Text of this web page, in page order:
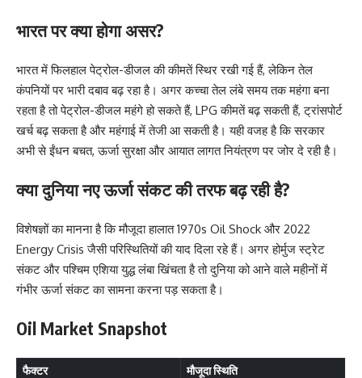
भारत पर क्या होगा असर?
भारत में फिलहाल पेट्रोल-डीजल की कीमतें स्थिर रखी गई हैं, लेकिन तेल
कंपनियों पर भारी दबाव बढ़ रहा है। अगर कच्चा तेल लंबे समय तक महंगा बना
रहता है तो पेट्रोल-डीजल महंगे हो सकते हैं, LPG कीमतें बढ़ सकती हैं, ट्रांसपोर्ट
खर्च बढ़ सकता है और महंगाई में तेजी आ सकती है। यही वजह है कि सरकार
अभी से ईंधन बचत, ऊर्जा सुरक्षा और आयात लागत नियंत्रण पर जोर दे रही है।
क्या दुनिया नए ऊर्जा संकट की तरफ बढ़ रही है?
विशेषज्ञों का मानना है कि मौजूदा हालात 1970s Oil Shock और 2022
Energy Crisis जैसी परिस्थितियों की याद दिला रहे हैं। अगर होर्मुज स्ट्रेट
संकट और पश्चिम एशिया युद्ध लंबा खिंचता है तो दुनिया को आने वाले महीनों में
गंभीर ऊर्जा संकट का सामना करना पड़ सकता है।
Oil Market Snapshot
फैक्टर मौजूदा स्थिति